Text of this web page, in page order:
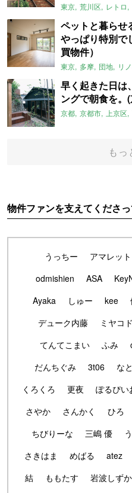
東京 荒川区 レトロ
ペットと暮らせ
やっぱり特別で
買物件）
東京 多摩 団地 リ
早く起きた日は
ングで朝食を。
京都 京都市 上京区
もっ
物件ファンを支えてくださ
うっちー アマレット
odmishien
ASA
Ayaka
しゅー kee
デューク内藤
ミヤコ
てんてこまい
ふみ
だんちぐみ
3t06 な
くろくろ
更夜 ぽるぴい
さやか
さんかく ひろ
ちびりーな
三嶋 優
さきはま
めばる atez
結
ももたす 岩波しずか